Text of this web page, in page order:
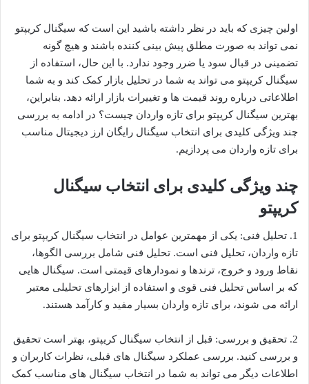
اولین چیزی که باید در نظر داشته باشید این است که سیگنال کریپتو
نمی تواند به صورت مطلق پیش بینی کننده باشند و هیچ گونه
تضمینی در قبال سود یا ضرر وجود ندارد. با این حال، استفاده از
سیگنال کریپتو می تواند به شما در تحلیل بازار کمک کند و به شما
اطلاعاتی درباره روند قیمت ها و تغییرات بازار ارائه دهد. بنابراین،
بهترین سیگنال کریپتو برای تازه واردان چیست؟ در ادامه به بررسی
چند ویژگی کلیدی برای انتخاب سیگنال رایگان ارز دیجیتال مناسب
برای تازه واردان می پردازیم.
چند ویژگی کلیدی برای انتخاب سیگنال
کریپتو
1. تحلیل فنی: یکی از مهمترین عوامل در انتخاب سیگنال کریپتو برای
تازه واردان، تحلیل فنی است. تحلیل فنی شامل بررسی الگوها،
نقاط ورود و خروج، ترندها و نمودارهای قیمتی است. سیگنال هایی
که بر اساس تحلیل فنی قوی و استفاده از ابزارهای تحلیلی معتبر
ارائه می شوند، برای تازه واردان بسیار مفید و کارآمد هستند.
2. تحقیق و بررسی: قبل از انتخاب سیگنال کریپتو، بهتر است تحقیق
و بررسی کنید. بررسی عملکرد سیگنال های قبلی، نظرات کاربران و
اطلاعات دیگر می تواند به شما در انتخاب سیگنال های مناسب کمک